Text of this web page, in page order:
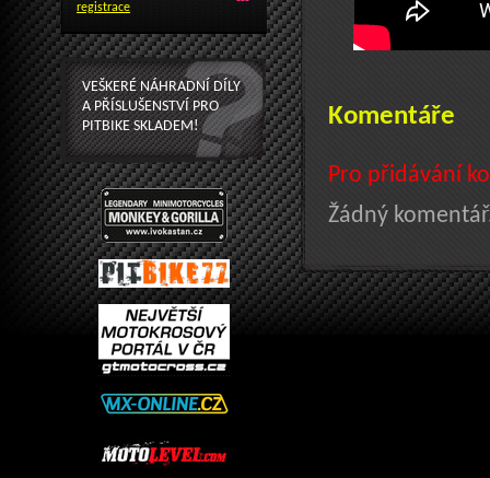
Komentáře
Pro přidávání
Žádný
registrace
VEŠKERÉ NÁHRADNÍ DÍLY
A PŘÍSLUŠENSTVÍ PRO
PITBIKE SKLADEM!